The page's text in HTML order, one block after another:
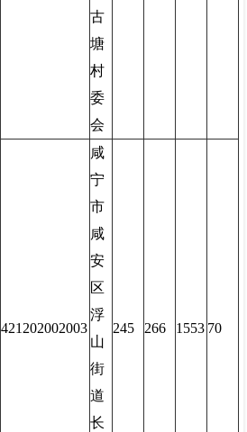
古
塘
村
委
会
421202002003
咸
宁
市
咸
安
区
浮
山
街
道
长
245 266 1553 70